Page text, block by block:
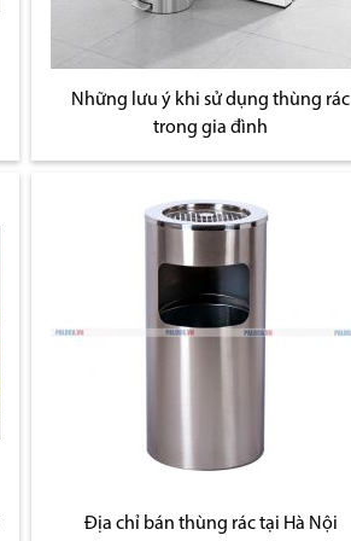
Những lưu ý khi sử dụng thùng rác
trong gia đình
Địa chỉ bán thùng rác tại Hà Nội